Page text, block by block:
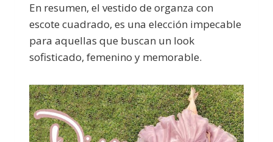
En resumen, el vestido de organza con
escote cuadrado, es una elección impecable
para aquellas que buscan un look
sofisticado, femenino y memorable.